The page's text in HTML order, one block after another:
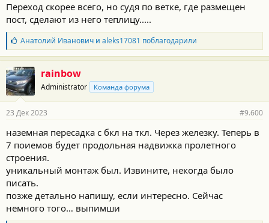
Переход скорее всего, но судя по ветке, где размещен
пост, сделают из него теплицу.....
Б
л
а
г
о
д
а
н
с
т
и
Анатолий Ивановичи aleks17081 поблагодарили
rainbow
Administrator Команда форума
23 Дек 2023 #9.600
наземная пересадка с бкл на ткл. Через железку. Теперь в
7 поиемов будет продольная надвижка пролетного
строения.
уникальный монтаж был. Извините, некогда было
писать.
позже детально напишу, если интересно. Сейчас
немного того… выпимши